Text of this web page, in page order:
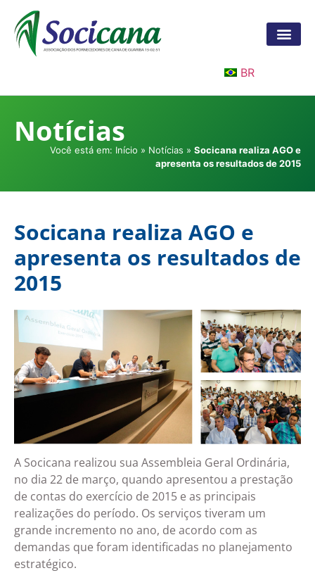
BR
Notícias
Você está em: Início » Notícias » Socicana realiza AGO e
apresenta os resultados de 2015
Socicana realiza AGO e
apresenta os resultados de
2015
A Socicana realizou sua Assembleia Geral Ordinária,
no dia 22 de março, quando apresentou a prestação
de contas do exercício de 2015 e as principais
realizações do período. Os serviços tiveram um
grande incremento no ano, de acordo com as
demandas que foram identificadas no planejamento
estratégico.